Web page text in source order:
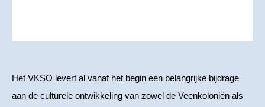
Het VKSO levert al vanaf het begin een belangrijke bijdrage
aan de culturele ontwikkeling van zowel de Veenkoloniën als